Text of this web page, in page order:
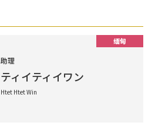
助理
ティイティイワン
Htet Htet Win
缅甸